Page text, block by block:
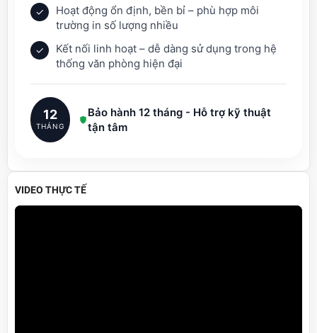
✓
Hoạt động ổn định, bền bỉ – phù hợp môi
trường in số lượng nhiều
✓
Kết nối linh hoạt – dễ dàng sử dụng trong hệ
thống văn phòng hiện đại
12
THÁNG
Bảo hành 12 tháng - Hỗ trợ kỹ thuật
tận tâm
VIDEO THỰC TẾ